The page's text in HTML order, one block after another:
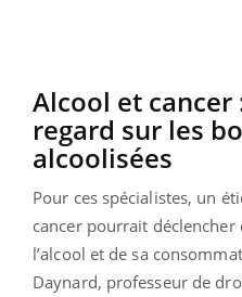
Alcool et cancer
regard sur les
alcoolisées
Pour ces spécialistes, un
cancer pourrait déclencher
l’alcool et de sa
Daynard, professeur de